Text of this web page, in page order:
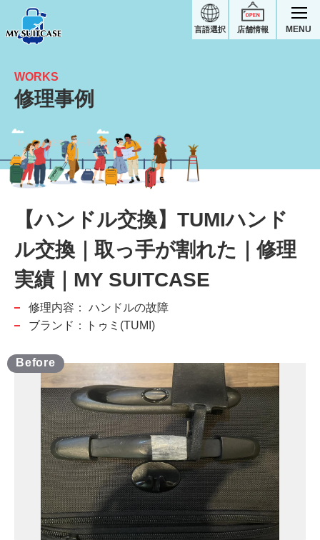
店舗情報
言語選択 MENU
【ハンドル交換】取っ手が割れてハンドル交換｜TUMIスーツケース修理実績
WORKS
修理事例
【ハンドル交換】TUMIハンド
ル交換｜取っ手が割れた｜修理
実績｜MY SUITCASE
修理内容：
ハンドルの故障
ブランド：トゥミ(TUMI)